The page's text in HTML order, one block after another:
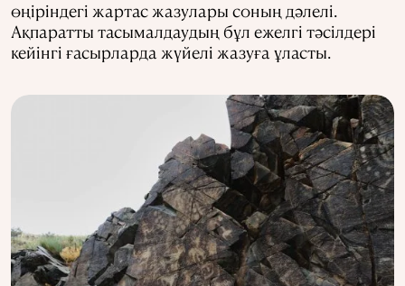
өңіріндегі жартас жазулары соның дәлелі.
Ақпаратты тасымалдаудың бұл ежелгі тәсілдері
кейінгі ғасырларда жүйелі жазуға ұласты.